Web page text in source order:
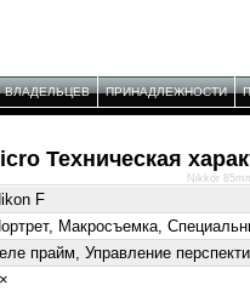
ВЛАДЕЛЬЦЕВ ПРИНАДЛЕЖНОСТИ
Техническая
F
Макросъемка,
прайм, Управление
Nikkor